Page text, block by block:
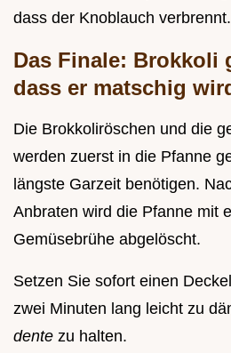
dass der Knoblauch verbrennt.
Das Finale: Brokkoli
dass er matschig
Die Brokkoliröschen und die
werden zuerst in die Pfanne
längste Garzeit benötigen.
Anbraten wird die Pfanne mit
Gemüsebrühe abgelöscht.
Setzen Sie sofort einen
zwei Minuten lang leicht zu
dente zu halten.